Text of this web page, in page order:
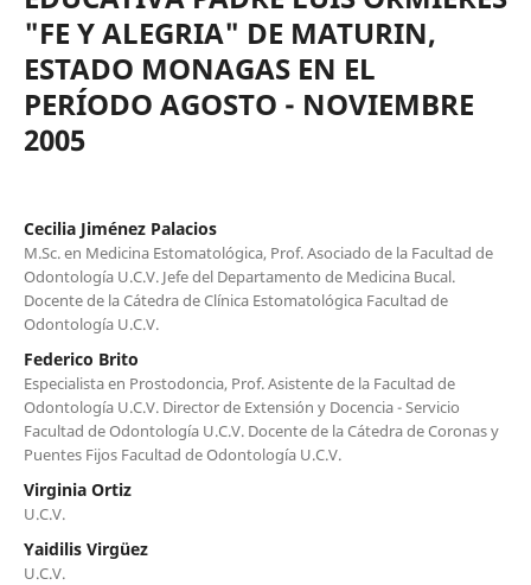
"FE Y ALEGRIA" DE MATURIN,
ESTADO MONAGAS EN EL
PERÍODO AGOSTO - NOVIEMBRE
2005
Cecilia Jiménez Palacios
M.Sc. en Medicina Estomatológica, Prof. Asociado de la Facultad de
Odontología U.C.V. Jefe del Departamento de Medicina Bucal.
Docente de la Cátedra de Clínica Estomatológica Facultad de
Odontología U.C.V.
Federico Brito
Especialista en Prostodoncia, Prof. Asistente de la Facultad de
Odontología U.C.V. Director de Extensión y Docencia - Servicio
Facultad de Odontología U.C.V. Docente de la Cátedra de Coronas y
Puentes Fijos Facultad de Odontología U.C.V.
Virginia Ortiz
U.C.V.
Yaidilis Virgüez
U.C.V.